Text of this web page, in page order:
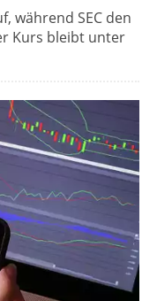
während SEC den
Kurs bleibt unter